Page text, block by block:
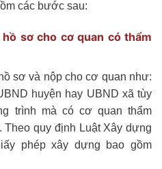
các bước sau:
sơ cho cơ quan có thẩm
sơ và nộp cho cơ quan như:
huyện hay UBND xã tùy
trình mà có cơ quan thẩm
Theo quy định Luật Xây dựng
phép xây dựng bao gồm